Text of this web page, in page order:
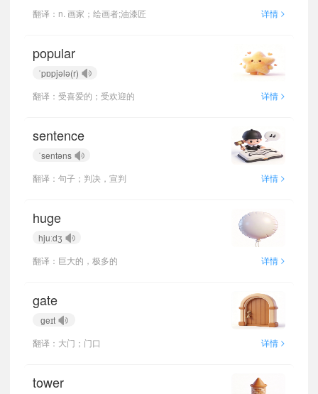
翻译：n. 画家；绘画者;油漆匠
详情 >
popular
ˈpɒpjələ(r)
翻译：受喜爱的；受欢迎的
详情 >
sentence
ˈsentəns
翻译：句子；判决，宣判
详情 >
huge
hjuːdʒ
翻译：巨大的，极多的
详情 >
gate
ɡeɪt
翻译：大门；门口
详情 >
tower